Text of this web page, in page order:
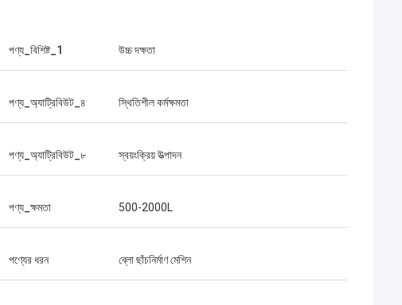
পণ্য_বিশিষ্ট_1 উচ্চ দক্ষতা
পণ্য_অ্যাট্রিবিউট_৪ স্থিতিশীল কর্মক্ষমতা
পণ্য_অ্যাট্রিবিউট_৮ স্বয়ংক্রিয় উত্পাদন
পণ্য_ক্ষমতা 500-2000L
পণ্যের ধরন ব্লো ছাঁচনির্মাণ মেশিন